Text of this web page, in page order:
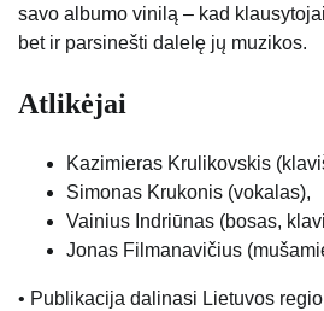
savo albumo vinilą – kad
bet ir parsinešti dalelę jų muzikos.
Atlikėjai
Kazimieras Krulikovskis
Simonas Krukonis (vokalas),
Vainius Indriūnas (bosas,
Jonas Filmanavičius
• Publikacija dalinasi Lietuvos